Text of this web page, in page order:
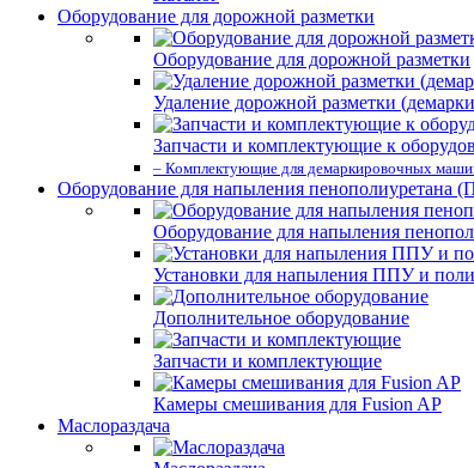
Оборудование для дорожной разметки
Оборудование для дорожной разметки
Удаление дорожной разметки
Запчасти и комплектующие к
– Комплектующие для демаркировочных
Оборудование для напыления
Оборудование для напыления
Установки для напыления ППУ и
Дополнительное оборудование
Запчасти и комплектующие
Камеры смешивания для Fusion AP
Маслораздача